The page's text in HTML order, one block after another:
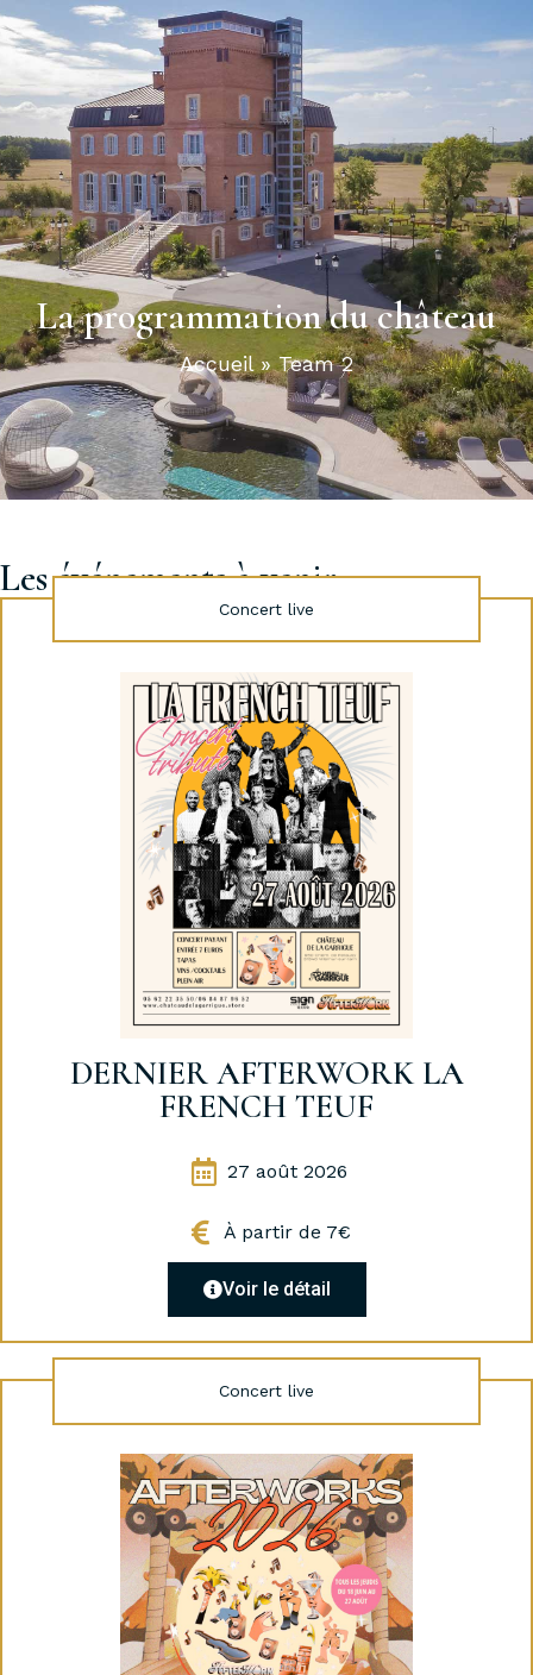
La programmation du château
Accueil»Team 2
Les événements à venir...
Concert live
DERNIER AFTERWORK LA
FRENCH TEUF
27 août 2026
À partir de 7€
Voir le détail
Concert live